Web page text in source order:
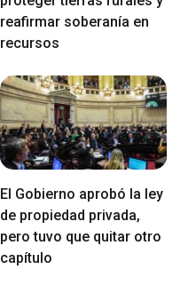
reafirmar soberanía en
recursos
El Gobierno aprobó la ley
de propiedad privada,
pero tuvo que quitar otro
capítulo